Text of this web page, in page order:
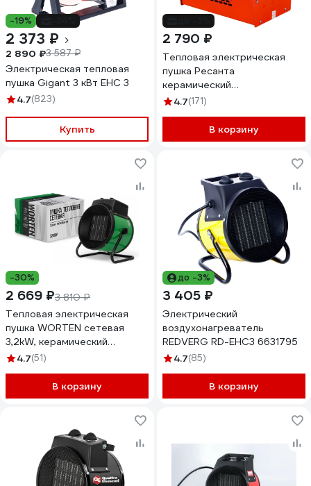
-19%
2 373 ₽
2 890 ₽3 587 ₽
Электрическая тепловая
пушка Gigant 3 кВт EHC 3
4.7(823)
Купить
2 790 ₽
Тепловая электрическая
пушка Ресанта
керамический
нагревательный элемент
4.7(171)
В корзину
-30%
2 669 ₽3 810 ₽
Тепловая электрическая
пушка WORTEN сетевая
3,2kW, керамический
нагревательный элемент
4.7(51)
В корзину
до -3%
3 405 ₽
Электрический
воздухонагреватель
REDVERG RD-EHC3 6631795
4.7(85)
В корзину